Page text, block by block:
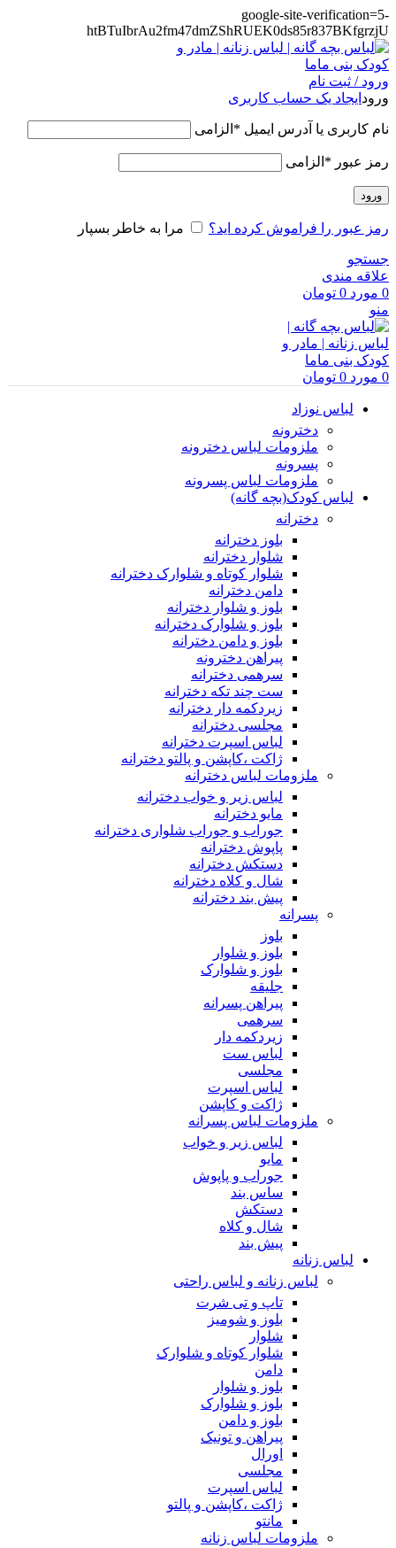
google-site-verification=5-
htBTuIbrAu2fm47dmZShRUEK0ds85r837BKfgrzjU
ورود / ثبت نام
ورود ایجاد یک حساب کاربری
نام کاربری یا آدرس ایمیل * الزامی
رمز عبور * الزامی
ورود
رمز عبور را فراموش کرده اید؟ مرا به خاطر بسپار
جستجو
علاقه مندی
0 مورد 0 تومان
منو
0 مورد 0 تومان
لباس نوزاد
دخترونه
ملزومات لباس دخترونه
پسرونه
ملزومات لباس پسرونه
لباس کودک(بچه گانه)
دخترانه
بلوز دخترانه
شلوار دخترانه
شلوار کوتاه و شلوارک دخترانه
دامن دخترانه
بلوز و شلوار دخترانه
بلوز و شلوارک دخترانه
بلوز و دامن دخترانه
پیراهن دخترونه
سرهمی دخترانه
ست چند تکه دخترانه
زیردکمه دار دخترانه
مجلسی دخترانه
لباس اسپرت دخترانه
ژاکت ،کاپشن و پالتو دخترانه
ملزومات لباس دخترانه
لباس زیر و خواب دخترانه
مایو دخترانه
جوراب و جوراب شلواری دخترانه
پاپوش دخترانه
دستکش دخترانه
شال و کلاه دخترانه
پیش بند دخترانه
پسرانه
بلوز
بلوز و شلوار
بلوز و شلوارک
جلیقه
پیراهن پسرانه
سرهمی
زیردکمه دار
لباس ست
مجلسی
لباس اسپرت
ژاکت و کاپشن
ملزومات لباس پسرانه
لباس زیر و خواب
مایو
جوراب و پاپوش
ساس بند
دستکش
شال و کلاه
پیش بند
لباس زنانه
لباس زنانه و لباس راحتی
تاپ و تی شرت
بلوز و شومیز
شلوار
شلوار کوتاه و شلوارک
دامن
بلوز و شلوار
بلوز و شلوارک
بلوز و دامن
پیراهن و تونیک
اورال
مجلسی
لباس اسپرت
ژاکت ،کاپشن و پالتو
مانتو
ملزومات لباس زنانه